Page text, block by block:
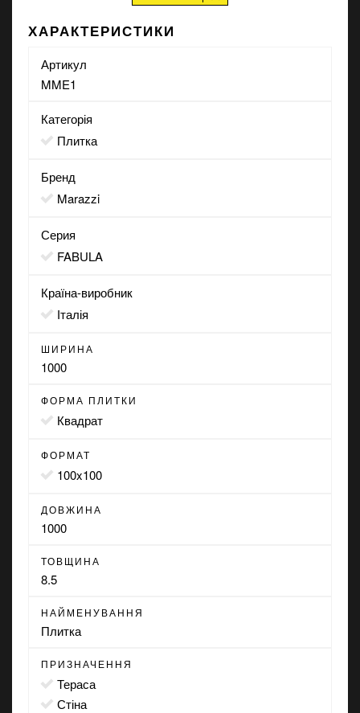
ХАРАКТЕРИСТИКИ
Артикул
MME1
Категорія
Плитка
Бренд
Marazzi
Серия
FABULA
Країна-виробник
Італія
ШИРИНА
1000
ФОРМА ПЛИТКИ
квадрат
ФОРМАТ
100x100
ДОВЖИНА
1000
ТОВЩИНА
8.5
НАЙМЕНУВАННЯ
Плитка
ПРИЗНАЧЕННЯ
тераса
стіна